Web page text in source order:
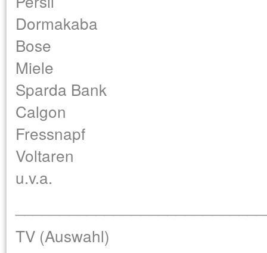
Dormakaba
Bose
Miele
Sparda Bank
Calgon
Fressnapf
Voltaren
u.v.a.
TV (Auswahl)